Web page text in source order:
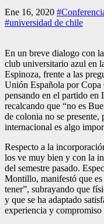
Ene 16, 2020
#universidad de chile
En un breve dialogo con
club universitario azul en
Espinoza, frente a las
Unión Española por Copa
pensando en el partido en
recalcando que “no es
de colonia no se
internacional es algo
Respecto a la
los ve muy bien y con la
del semestre pasado.
Montillo, manifestó que
tener”, subrayando que
y que se ha adaptado
experiencia y compromiso